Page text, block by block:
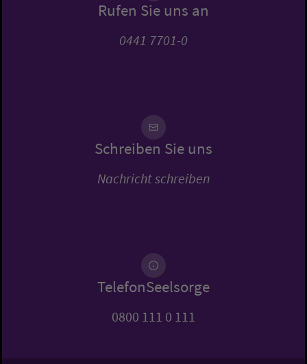
Rufen Sie uns an
0441 7701-0
Schreiben Sie uns
Nachricht schreiben
TelefonSeelsorge
0800 111 0 111